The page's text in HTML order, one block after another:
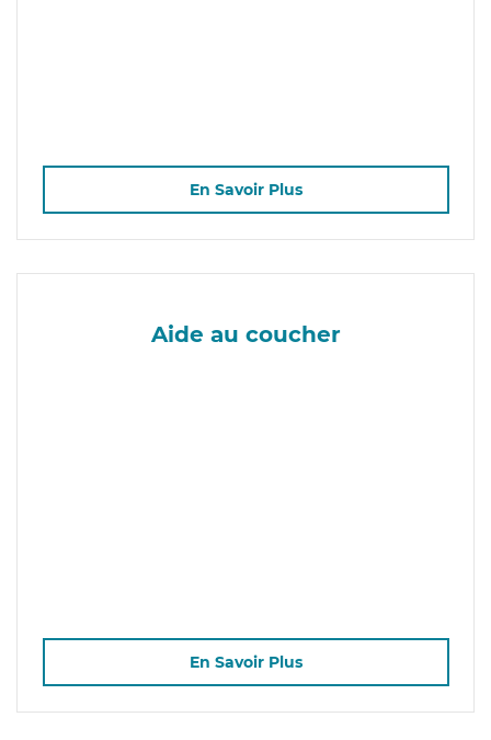
En Savoir Plus
Aide au coucher
En Savoir Plus